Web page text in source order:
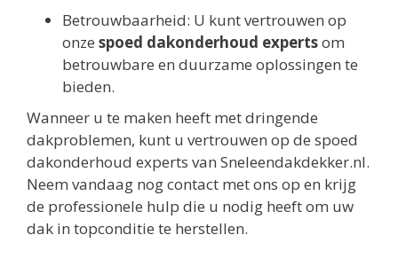
Betrouwbaarheid: U kunt vertrouwen op
onze spoed dakonderhoud expertsom
betrouwbare en duurzame oplossingen te
bieden.
Wanneer u te maken heeft met dringende
dakproblemen, kunt u vertrouwen op de spoed
dakonderhoud experts van Sneleendakdekker.nl.
Neem vandaag nog contact met ons op en krijg
de professionele hulp die u nodig heeft om uw
dak in topconditie te herstellen.